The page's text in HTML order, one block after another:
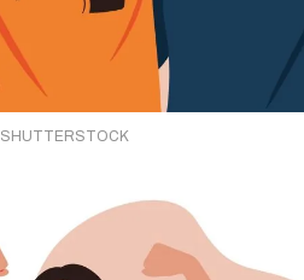
SHUTTERSTOCK